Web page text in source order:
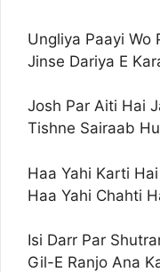
Ungliya Paayi Wo
Jinse Dariya E
Josh Par Aiti Hai
Tishne Sairaab
Haa Yahi Karti
Haa Yahi Chahti
Isi Darr Par
Gil-E Ranjo Ana